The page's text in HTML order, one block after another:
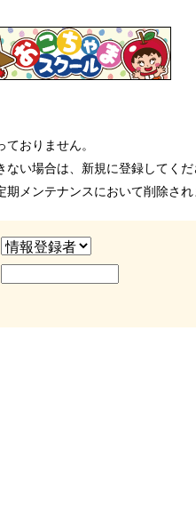
ておりません。
ない場合は、新規に登録してくだ
期メンテナンスにおいて削除され